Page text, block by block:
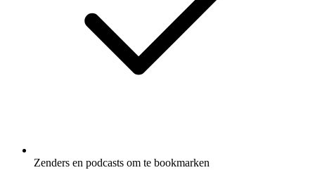
Zenders en podcasts om te bookmarken